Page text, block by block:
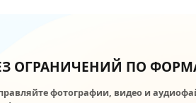
ОГРАНИЧЕНИЙ ПО
фотографии, видео и